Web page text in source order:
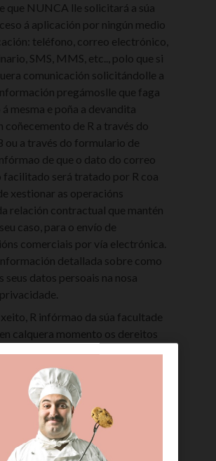
que NUNCA lle solicitará a súa
á aplicación por ningún medio
teléfono, correo electrónico,
SMS, MMS, etc.., polo que si
comunicación solicitándolle a
pregámoslle que faga
mesma e poña a devandita
coñecemento de R a través do
ou a través do formulario de
de que o dato do correo
será tratado por R coa
xestionar as operacións
relación contractual que mantén
caso, para o envío de
comerciais por vía electrónica.
detallada sobre como
seus datos persoais na nosa
R infórmao da súa facultade
calquera momento os dereitos
e limitación do tratamento de
se establece no Regulamento
de Datos e demais
ao efecto, debendo
a tal fin, mediante escrito enviado
a solicitude que realiza,